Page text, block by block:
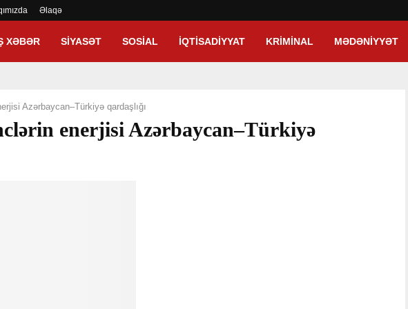
Əlaqə
XƏBƏR SIYASƏT SOSIAL İQTISADIYYAT KRIMINAL MƏDƏNIYYƏT
Azərbaycan–Türkiyə qardaşlığı
enerjisi Azərbaycan–Türkiyə